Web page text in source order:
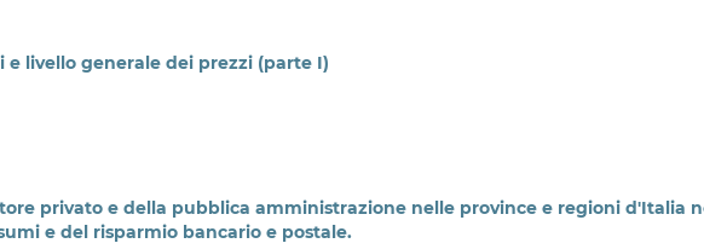
livello generale dei prezzi (parte I)
privato e della pubblica amministrazione nelle province e regioni d'Italia
e del risparmio bancario e postale.